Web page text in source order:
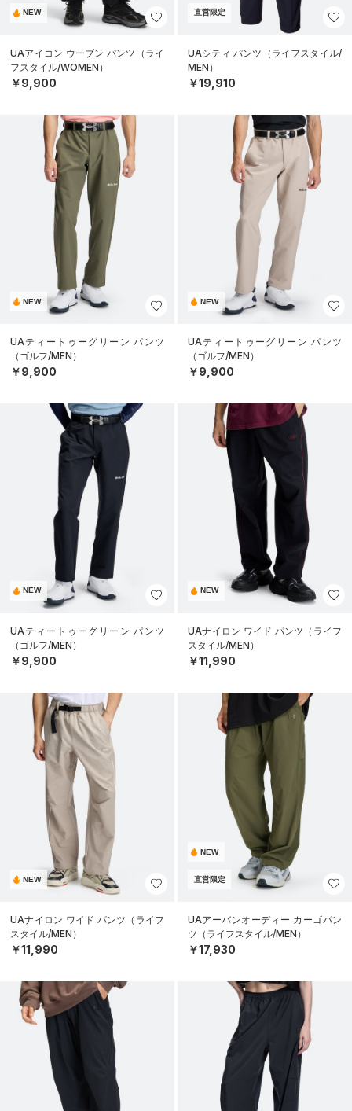
NEW
UAアイコン ウーブン パンツ（ライ
フスタイル/WOMEN）
￥9,900
直営限定
UAシティ パンツ（ライフスタイル/
MEN）
￥19,910
NEW
UAティートゥーグリーン パンツ
（ゴルフ/MEN）
￥9,900
NEW
UAティートゥーグリーン パンツ
（ゴルフ/MEN）
￥9,900
NEW
UAティートゥーグリーン パンツ
（ゴルフ/MEN）
￥9,900
NEW
UAナイロン ワイド パンツ（ライフ
スタイル/MEN）
￥11,990
NEW
UAナイロン ワイド パンツ（ライフ
スタイル/MEN）
￥11,990
NEW
直営限定
UAアーバンオーディー カーゴパン
ツ（ライフスタイル/MEN）
￥17,930